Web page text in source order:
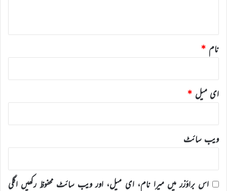
نام *
ای میل *
ویب‌ سائٹ
اس براؤزر میں میرا نام، ای میل، اور ویب سائٹ محفوظ رکھیں اگلی